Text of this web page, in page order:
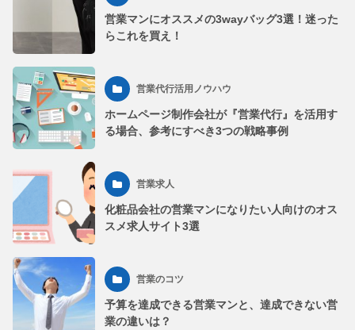
営業マンにオススメの3wayバッグ3選！迷った
らこれを買え！
営業代行活用ノウハウ
ホームページ制作会社が『営業代行』を活用す
る場合、参考にすべき3つの戦略事例
営業求人
化粧品会社の営業マンになりたい人向けのオス
スメ求人サイト3選
営業のコツ
予算を達成できる営業マンと、達成できない営
業の違いは？